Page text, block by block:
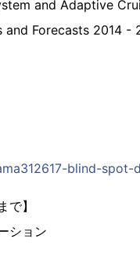
and Adaptive
Forecasts 2014 -
blind-
で】
ション